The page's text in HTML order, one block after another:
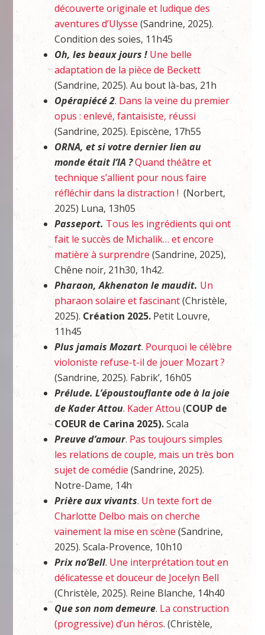
découverte originale et ludique des
aventures d’Ulysse (Sandrine, 2025).
Condition des soies, 11h45
Oh, les beaux jours ! Une belle
adaptation de la pièce de Beckett
(Sandrine, 2025). Au bout là-bas, 21h
Opérapiécé 2. Dans la veine du premier
opus : enlevé, fantaisiste, réussi
(Sandrine, 2025). Episcène, 17h55
ORNA, et si votre dernier lien au
monde était l’IA ?Quand théâtre et
technique s’allient pour nous faire
réfléchir dans la distraction ! (Norbert,
2025) Luna, 13h05
Passeport. Tous les ingrédients qui ont
fait le succès de Michalik… et encore
matière à surprendre (Sandrine, 2025),
Chêne noir, 21h30, 1h42.
Pharaon, Akhenaton le maudit. Un
pharaon solaire et fascinant(Christèle,
2025). Création 2025. Petit Louvre,
11h45
Plus jamais Mozart. Pourquoi le célèbre
violoniste refuse-t-il de jouer Mozart ?
(Sandrine, 2025). Fabrik’, 16h05
Prélude. L’époustouflante ode à la joie
de Kader Attou. Kader Attou(COUP de
COEUR de Carina 2025).Scala
Preuve d’amour. Pas toujours simples
les relations de couple, mais un très bon
sujet de comédie (Sandrine, 2025).
Notre-Dame, 14h
Prière aux vivants. Un texte fort de
Charlotte Delbo mais on cherche
vainement la mise en scène (Sandrine,
2025). Scala-Provence, 10h10
Prix no’Bell. Une interprétation tout en
délicatesse et douceur de Jocelyn Bell
(Christèle, 2025). Reine Blanche, 14h40
Que son nom demeure. La construction
(progressive) d’un héros. (Christèle,